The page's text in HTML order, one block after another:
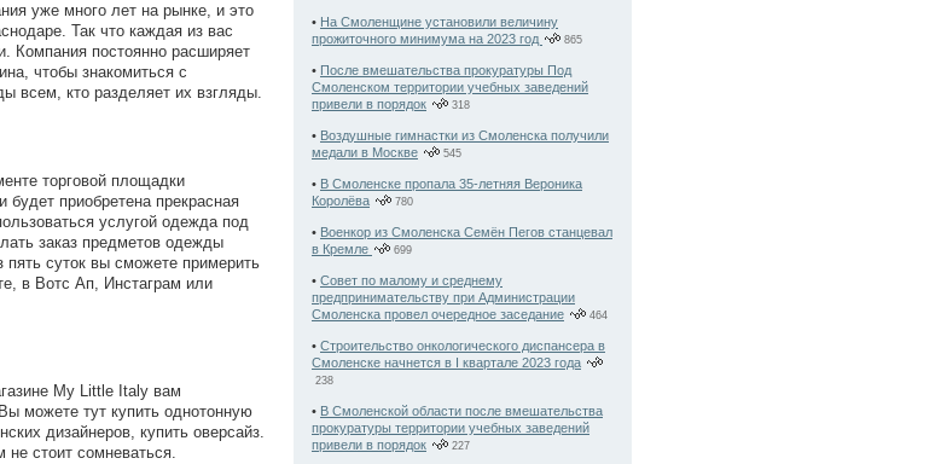
уже много лет на рынке, и это
Так что каждая из вас
Компания постоянно расширяет
чтобы знакомиться с
всем, кто разделяет их взгляды.
торговой площадки
приобретена прекрасная
услугой одежда под
заказ предметов одежды
суток вы сможете примерить
в Вотс Ап, Инстаграм или
My Little Italy вам
можете тут купить однотонную
дизайнеров, купить оверсайз.
не стоит сомневаться.
• На Смоленщине установили величину
прожиточного минимума на 2023 год
865
• После вмешательства прокуратуры Под
Смоленском территории учебных заведений
привели в порядок
318
• Воздушные гимнастки из Смоленска получили
медали в Москве
545
• В Смоленске пропала 35-летняя Вероника
Королёва
780
• Военкор из Смоленска Семён Пегов станцевал
в Кремле
699
• Совет по малому и среднему
предпринимательству при Администрации
Смоленска провел очередное заседание
464
• Строительство онкологического диспансера в
Смоленске начнется в I квартале 2023 года
238
• В Смоленской области после вмешательства
прокуратуры территории учебных заведений
привели в порядок
227